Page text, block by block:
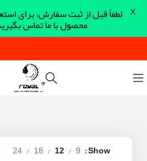
Show
9
12
18
24
لطفاً قبل از ثبت سفارش، برای
محصول با ما تماس
X